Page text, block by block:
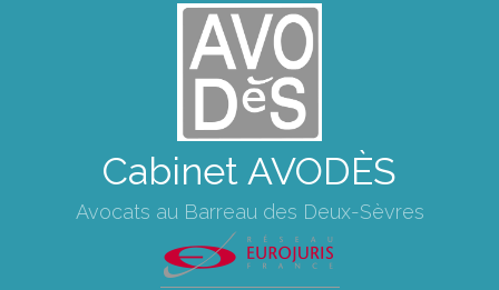
Cabinet AVODÈS
Avocats au Barreau des Deux-Sèvres